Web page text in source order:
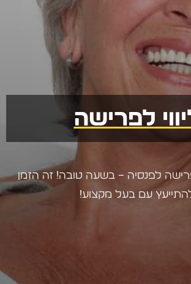
לפרישה
לפנסיה – בשעה טובה! זה הזמן
עם בעל מקצוע!